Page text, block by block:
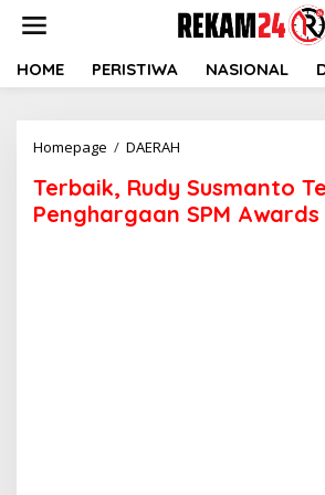
HOME PERISTIWA NASIONAL
Homepage / DAERAH
Susmanto
Terima
Terbaik, Rudy Susmanto
Penghargaan SPM Awards